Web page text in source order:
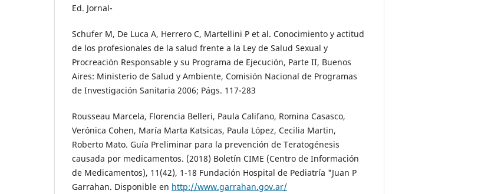
Ed. Jornal-
Schufer M, De Luca A, Herrero C, Martellini P et al. Conocimiento y actitud
de los profesionales de la salud frente a la Ley de Salud Sexual y
Procreación Responsable y su Programa de Ejecución, Parte II, Buenos
Aires: Ministerio de Salud y Ambiente, Comisión Nacional de Programas
de Investigación Sanitaria 2006; Págs. 117-283
Rousseau Marcela, Florencia Belleri, Paula Califano, Romina Casasco,
Verónica Cohen, María Marta Katsicas, Paula López, Cecilia Martin,
Roberto Mato. Guía Preliminar para la prevención de Teratogénesis
causada por medicamentos. (2018) Boletín CIME (Centro de Información
de Medicamentos), 11(42), 1-18 Fundación Hospital de Pediatría "Juan P
Garrahan. Disponible en http://www.garrahan.gov.ar/